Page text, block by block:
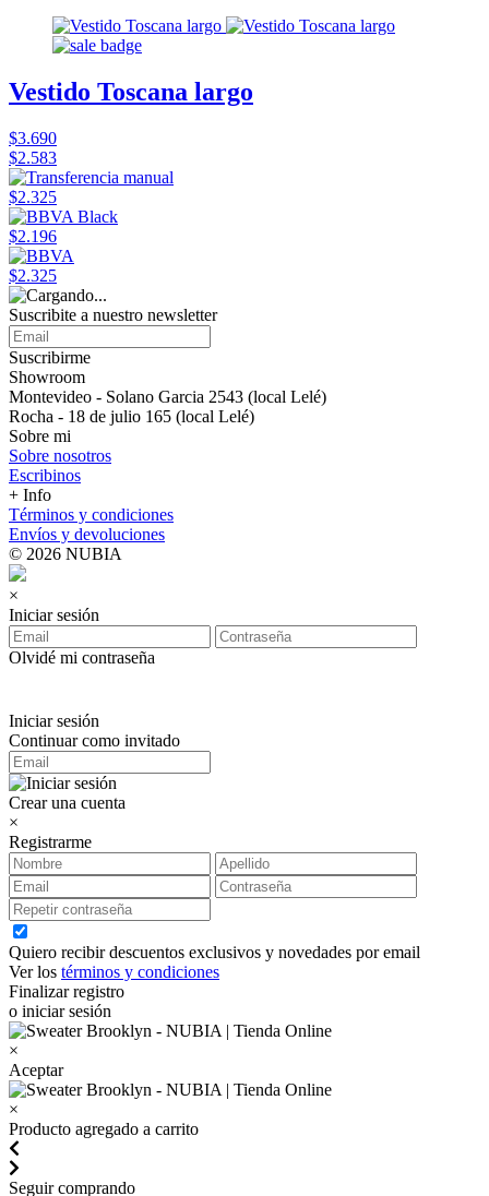
Vestido Toscana largo
$3.690
$2.583
$2.325
$2.196
$2.325
Suscribite a nuestro newsletter
Suscribirme
Showroom
Montevideo - Solano Garcia 2543 (local Lelé)
Rocha - 18 de julio 165 (local Lelé)
Sobre mi
Sobre nosotros
Escribinos
+ Info
Términos y condiciones
Envíos y devoluciones
© 2026 NUBIA
×
Iniciar sesión
Olvidé mi contraseña
Iniciar sesión
Continuar como invitado
Crear una cuenta
×
Registrarme
Quiero recibir descuentos exclusivos y novedades por email
Ver los términos y condiciones
Finalizar registro
o iniciar sesión
×
Aceptar
×
Producto agregado a carrito
Seguir comprando